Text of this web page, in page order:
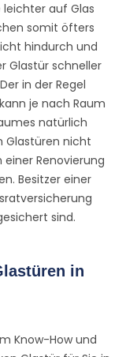
auf Glas
somit öfters
hindurch und
Glastür schneller
in der Regel
je nach Raum
natürlich
Glastüren nicht
Renovierung
Besitzer einer
sind.
in
Know-How und